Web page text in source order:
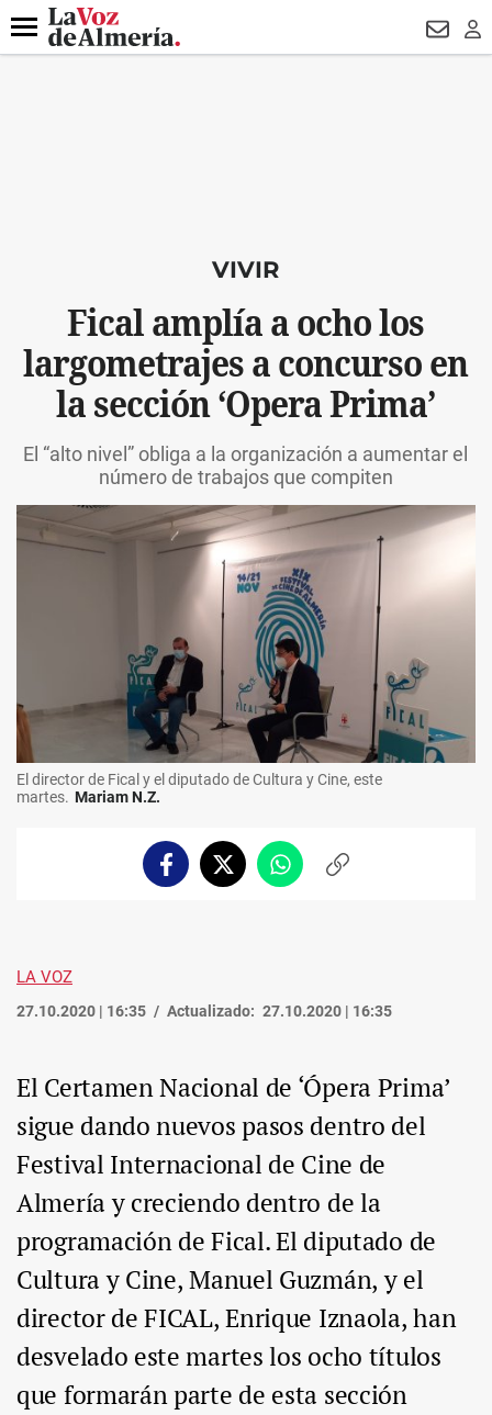
DESTACADO DRON UDA
Menú
VIVIR
Fical amplía a ocho los
largometrajes a concurso en
la sección ‘Opera Prima’
El “alto nivel” obliga a la organización a aumentar el
número de trabajos que compiten
El director de Fical y el diputado de Cultura y Cine, este
martes. Mariam N.Z.
FacebookTwitterWhatsappCopiar
LA VOZ
27.10.2020 | 16:35 Actualizado: 27.10.2020 | 16:35
El Certamen Nacional de ‘Ópera Prima’
sigue dando nuevos pasos dentro del
Festival Internacional de Cine de
Almería y creciendo dentro de la
programación de Fical. El diputado de
Cultura y Cine, Manuel Guzmán, y el
director de FICAL, Enrique Iznaola, han
desvelado este martes los ocho títulos
que formarán parte de esta sección